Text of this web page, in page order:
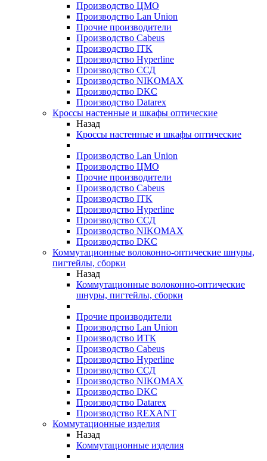
Производство ЦМО
Производство Lan Union
Прочие производители
Производство Cabeus
Производство ITK
Производство Hyperline
Производство ССД
Производство NIKOMAX
Производство DKC
Производство Datarex
Кроссы настенные и шкафы оптические
Назад
Кроссы настенные и шкафы оптические
Производство Lan Union
Производство ЦМО
Прочие производители
Производство Cabeus
Производство ITK
Производство Hyperline
Производство ССД
Производство NIKOMAX
Производство DKC
Коммутационные волоконно-оптические шнуры,
пигтейлы, сборки
Назад
Коммутационные волоконно-оптические
шнуры, пигтейлы, сборки
Прочие производители
Производство Lan Union
Производство ИТК
Производство Cabeus
Производство Hyperline
Производство ССД
Производство NIKOMAX
Производство DKC
Производство Datarex
Производство REXANT
Коммутационные изделия
Назад
Коммутационные изделия